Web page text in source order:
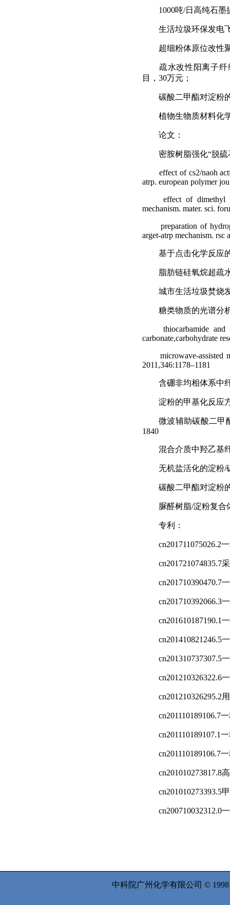
1000吨/日高纯石墨
生活垃圾环保发电
超细粉体原位改性
疏水改性阳离子
目， 30万元；
碳酸二甲酯对淀粉
植物生物质材料化
论文：
密胺树脂强化“脱硫
effect of cs2/naoh
atrp. european polymer
effect of dimethyl
mechanism. mater. sci.
preparation of
arget-atrp mechanism. rsc
基于点击化学反应
脂肪链硅氧烷超疏
城市生活垃圾焚烧
糖类物质的光谱分
thiocarbamide
carbonate,carbohydrate
microwave-assisted
2011,346:1178–1181
含硼非均相体系中
淀粉的甲基化反应
微波辅助碳酸二甲
1840
混合介质中羟乙基
无机盐活化的淀粉/
碳酸二甲酯对淀粉
脲醛树脂/淀粉复合
专利：
cn201711075026.2
cn201721074835.7
cn201710390470.7
cn201710392066.3
cn201610187190.1
cn201410821246.5
cn201310737307.5
cn201210326322.6
cn201210326295.2
cn201110189106.7
cn201110189107.1
cn201110189106.7
cn201010273817.8
cn201010273393.5
cn200710032312.0
中科院广州化学有限公司 ©